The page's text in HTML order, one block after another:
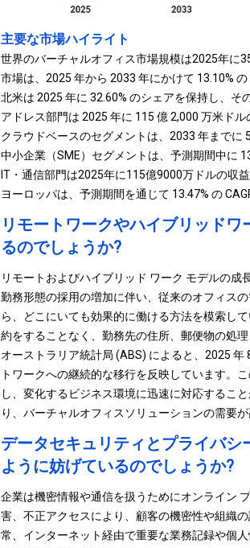
主要な市場ハイライト
世界のバーチャルオフィス市場規模は2025年に
市場は、2025 年から 2033 年にかけて 13.10% の
北米は 2025 年に 32.60% のシェアを保持し、そ
アドレス部門は 2025 年に 115 億 2,000 万米ドル
クラウドベースのセグメントは、2033 年までに
中小企業（SME）セグメントは、予測期間中に
IT・通信部門は2025年に115億9000万ドルの収益
ヨーロッパは、予測期間を通じて 13.47% の
リモートワークやハイブリッド
るのでしょうか?
リモートおよびハイブリッド ワーク モデルの
勤務形態の採用の増加に伴い、従来のオフィス
ら、どこにいても効果的に働ける方法を模索し
約をすることなく、勤務先の住所、郵便物の処
オーストラリア統計局 (ABS) によると、2025
トワークへの継続的な移行を反映しています。
し、変化するビジネス環境に迅速に対応するこ
り、バーチャルオフィスソリューションの需要
データセキュリティとプライバ
ように妨げているのでしょうか?
企業は機密情報や通信を扱うためにオンライン
害、不正アクセスにより、顧客の機密性や組織
常、インターネット経由で重要な業務記録や個